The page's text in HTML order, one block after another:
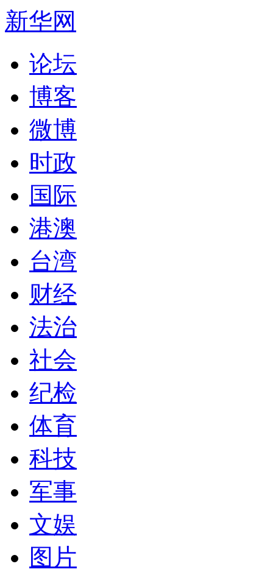
新华网
论坛
博客
微博
时政
国际
港澳
台湾
财经
法治
社会
纪检
体育
科技
军事
文娱
图片